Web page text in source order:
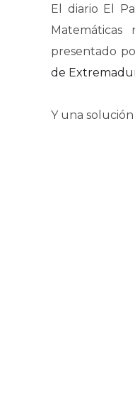
El diario El
presentado
de
Y una